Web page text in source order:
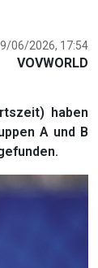
06/2026, 17:54
VOVWORLD
haben
A und B